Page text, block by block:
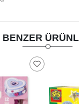
BENZER